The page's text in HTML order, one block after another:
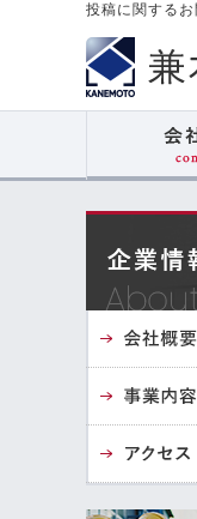
投稿に関する